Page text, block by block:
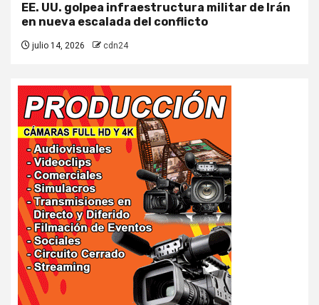
EE. UU. golpea infraestructura militar de Irán
en nueva escalada del conflicto
julio 14, 2026 cdn24